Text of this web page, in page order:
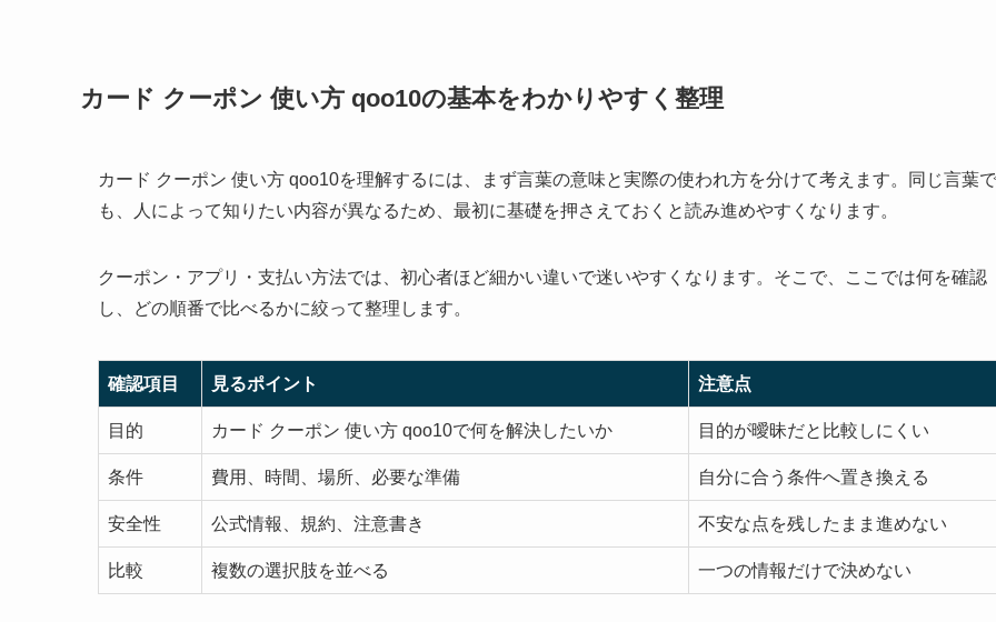
カード クーポン 使い方 qoo10の基本をわかりやすく整理
カード クーポン 使い方 qoo10を理解するには、まず言葉の意味と実際の使われ方を分けて考えます。同じ言葉で
も、人によって知りたい内容が異なるため、最初に基礎を押さえておくと読み進めやすくなります。
クーポン・アプリ・支払い方法では、初心者ほど細かい違いで迷いやすくなります。そこで、ここでは何を確認
し、どの順番で比べるかに絞って整理します。
確認項目 見るポイント 注意点
目的 カード クーポン 使い方 qoo10で何を解決したいか 目的が曖昧だと比較しにくい
条件 費用、時間、場所、必要な準備 自分に合う条件へ置き換える
安全性 公式情報、規約、注意書き 不安な点を残したまま進めない
比較 複数の選択肢を並べる 一つの情報だけで決めない